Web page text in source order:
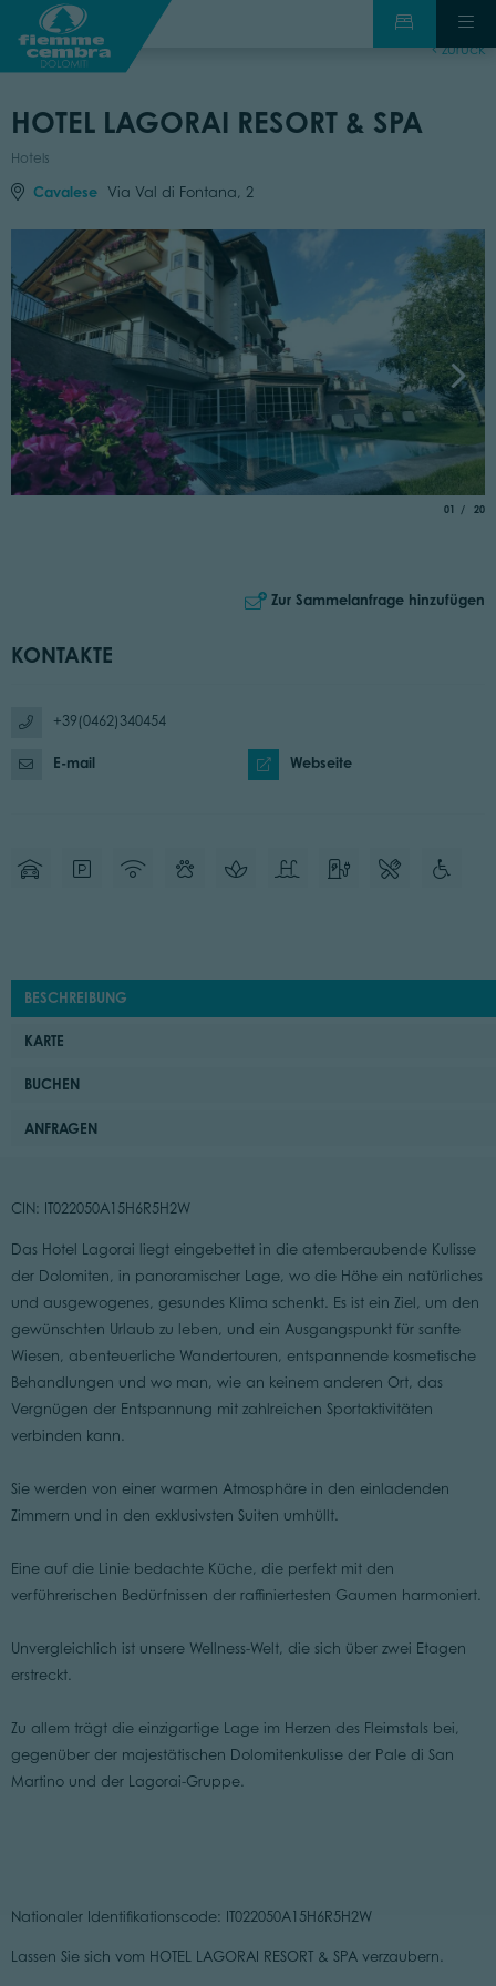
zurück
HOTEL LAGORAI RESORT & SPA
Hotels
Cavalese Via Val di Fontana, 2
01 von
20
Zur Sammelanfrage hinzufügen
KONTAKTE
+39(0462)340454
E-mail Webseite
BESCHREIBUNG
KARTE
BUCHEN
ANFRAGEN
CIN: IT022050A15H6R5H2W
Das Hotel Lagorai liegt eingebettet in die atemberaubende Kulisse
der Dolomiten, in panoramischer Lage, wo die Höhe ein natürliches
und ausgewogenes, gesundes Klima schenkt. Es ist ein Ziel, um den
gewünschten Urlaub zu leben, und ein Ausgangspunkt für sanfte
Wiesen, abenteuerliche Wandertouren, entspannende kosmetische
Behandlungen und wo man, wie an keinem anderen Ort, das
Vergnügen der Entspannung mit zahlreichen Sportaktivitäten
verbinden kann.
Sie werden von einer warmen Atmosphäre in den einladenden
Zimmern und in den exklusivsten Suiten umhüllt.
Eine auf die Linie bedachte Küche, die perfekt mit den
verführerischen Bedürfnissen der raffiniertesten Gaumen harmoniert.
Unvergleichlich ist unsere Wellness-Welt, die sich über zwei Etagen
erstreckt.
Zu allem trägt die einzigartige Lage im Herzen des Fleimstals bei,
gegenüber der majestätischen Dolomitenkulisse der Pale di San
Martino und der Lagorai-Gruppe.
Nationaler Identifikationscode: IT022050A15H6R5H2W
Lassen Sie sich vom HOTEL LAGORAI RESORT & SPA verzaubern.